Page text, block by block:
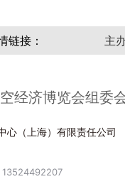
链接： 主
经济博览会组委
心（上海）有限责任公司